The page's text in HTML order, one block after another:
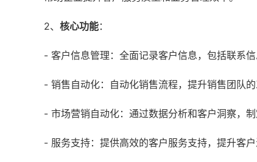
2、 核心功能：
- 客户信息管理：全面记录客户信息，包括联系信
- 销售自动化：自动化销售流程，提升销售团队的
- 市场营销自动化：通过数据分析和客户洞察，制
- 服务支持：提供高效的客户服务支持，提升客户